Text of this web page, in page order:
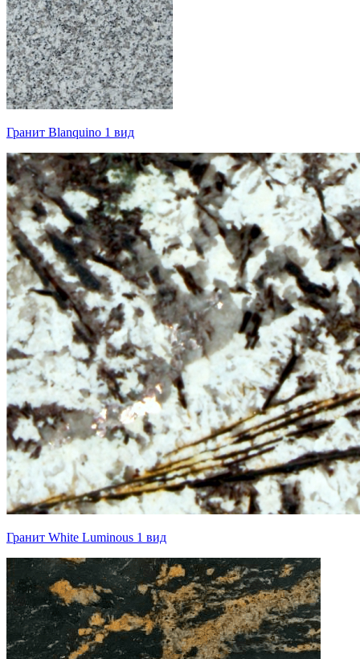
Гранит Blanquino 1 вид
Гранит White Luminous 1 вид